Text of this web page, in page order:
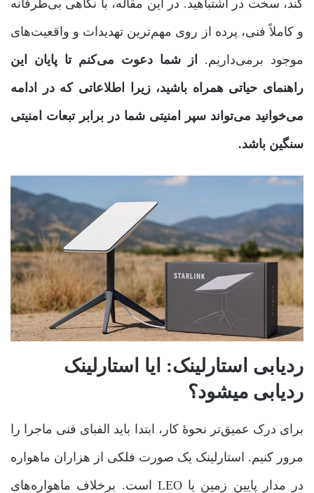
کند، سخت در اشتباهید. در این مقاله، با نگاهی بی‌طرفانه
و کاملاً فنی، پرده از روی مهم‌ترین تهدیدات و واقعیت‌های
موجود برمی‌داریم. از شما دعوت می‌کنم تا پایان این
راهنمای حیاتی همراه باشید، زیرا اطلاعاتی که در ادامه
می‌خوانید می‌تواند سپر امنیتی شما در برابر تبعات امنیتی
سنگین باشد.
ردیابی استارلینک: ایا استارلینک
ردیابی میشود؟
برای درک عمیق‌تر نحوۀ کار، ابتدا باید الفبای فنی ماجرا را
مرور کنیم. استارلینک یک صورت فلکی از هزاران ماهواره
در مدار پایین زمین یا LEO است. برخلاف ماهواره‌های